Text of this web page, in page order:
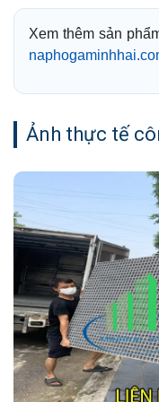
Xem thêm sản
Ảnh thực tế